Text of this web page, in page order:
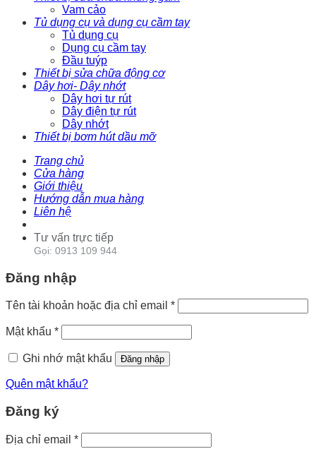
Vam cảo
Tủ dụng cụ và dụng cụ cầm tay
Tủ dụng cụ
Dụng cụ cầm tay
Đầu tuýp
Thiết bị sửa chữa động cơ
Dây hơi- Dây nhớt
Dây hơi tự rút
Dây điện tự rút
Dây nhớt
Thiết bị bơm hút dầu mỡ
Trang chủ
Cửa hàng
Giới thiệu
Hướng dẫn mua hàng
Liên hệ
Tư vấn trực tiếp
Gọi: 0913 109 944
Đăng nhập
Tên tài khoản hoặc địa chỉ email *
Mật khẩu *
Ghi nhớ mật khẩu Đăng nhập
Quên mật khẩu?
Đăng ký
Địa chỉ email *